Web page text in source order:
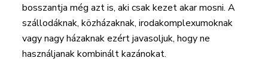
bosszantja még azt is, aki csak kezet akar mosni. A
szállodáknak, közházaknak, irodakomplexumoknak
vagy nagy házaknak ezért javasoljuk, hogy ne
használjanak kombinált kazánokat.